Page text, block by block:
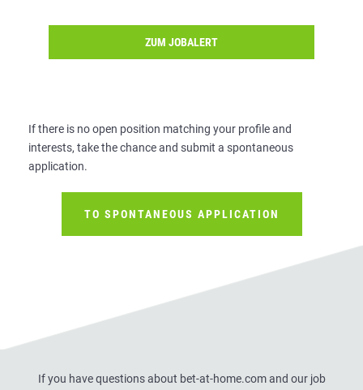
ZUM JOBALERT
If there is no open position matching your profile and
interests, take the chance and submit a spontaneous
application.
TO SPONTANEOUS APPLICATION
If you have questions about bet-at-home.com and our job